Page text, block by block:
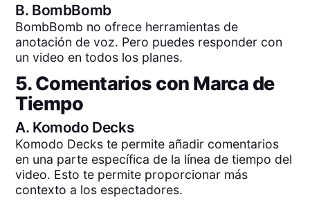
B. BombBomb
BombBomb no ofrece herramientas de
anotación de voz. Pero puedes responder con
un video en todos los planes.
5. Comentarios con Marca de
Tiempo
A. Komodo Decks
Komodo Decks te permite añadir comentarios
en una parte específica de la línea de tiempo del
video. Esto te permite proporcionar más
contexto a los espectadores.